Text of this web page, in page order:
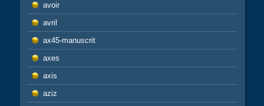
avoir
avril
ax45-manuscrit
axes
axis
aziz